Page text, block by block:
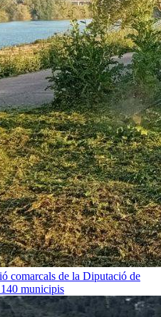
comarcals de la Diputació de
municipis